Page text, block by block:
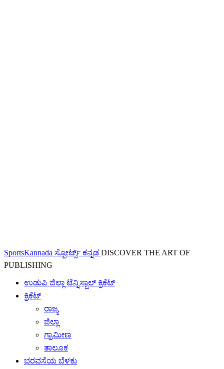
SportsKannada ಸ್ಪೋರ್ಟ್ಸ್ ಕನ್ನಡ DISCOVER THE ART OF
PUBLISHING
ಉಡುಪಿ ಜಿಲ್ಲಾ ಟೆನ್ನಿಸ್ಬಾಲ್ ಕ್ರಿಕೆಟ್
ಕ್ರಿಕೆಟ್
ರಾಜ್ಯ
ಜಿಲ್ಲಾ
ಗ್ರಾಮೀಣ
ತಾಲೂಕ
ಭರವಸೆಯ ಬೆಳಕು